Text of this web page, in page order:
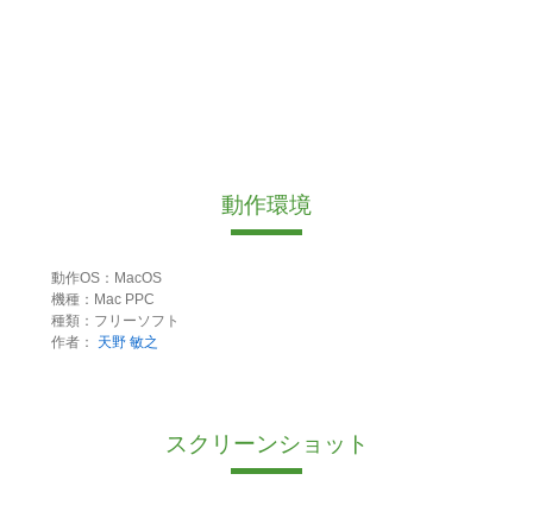
動作環境
動作OS：MacOS
機種：Mac PPC
種類：フリーソフト
作者：
天野 敏之
スクリーンショット